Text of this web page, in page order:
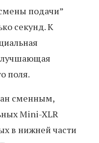
подачи”
секунд. К
поля.
сменным,
Mini-XLR
в нижней части